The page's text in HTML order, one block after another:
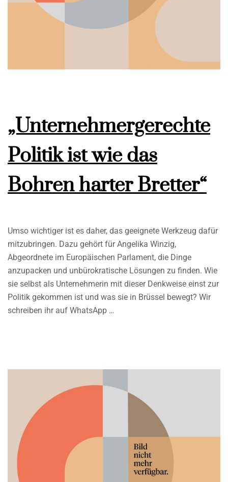
„Unternehmergerechte
Politik ist wie das
Bohren harter Bretter“
Umso wichtiger ist es daher, das geeignete Werkzeug dafür
mitzubringen. Dazu gehört für Angelika Winzig,
Abgeordnete im Europäischen Parlament, die Dinge
anzupacken und unbürokratische Lösungen zu finden. Wie
sie selbst als Unternehmerin mit dieser Denkweise einst zur
Politik gekommen ist und was sie in Brüssel bewegt? Wir
schreiben ihr auf WhatsApp …